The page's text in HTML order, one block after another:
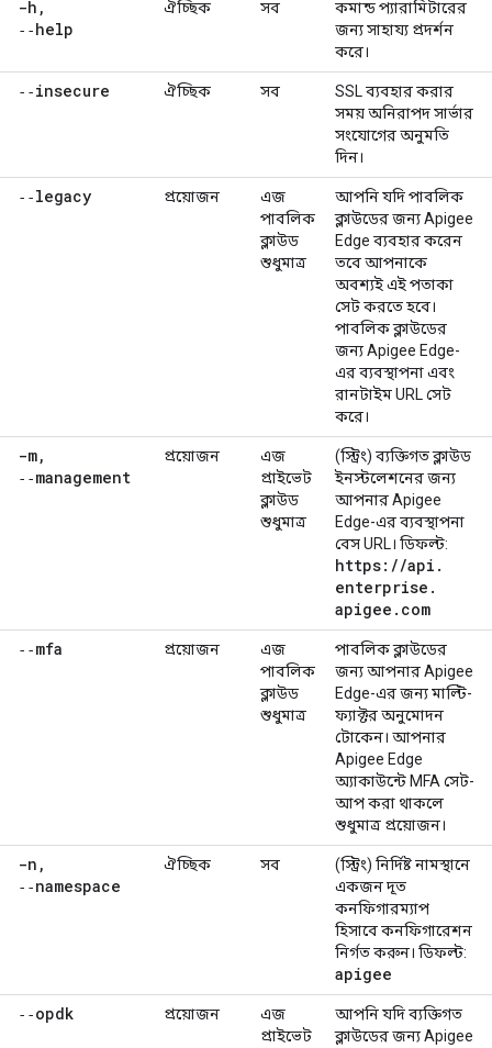
-h ,
‑‑help
ঐচ্ছিক সব
কমান্ড প্যারামিটারের
জন্য সাহায্য প্রদর্শন
করে।
‑‑insecure ঐচ্ছিক সব
SSL ব্যবহার করার
সময় অনিরাপদ সার্ভার
সংযোগের অনুমতি
দিন।
‑‑legacy প্রয়োজন
এজ
পাবলিক
ক্লাউড
শুধুমাত্র
আপনি যদি পাবলিক
ক্লাউডের জন্য Apigee
Edge ব্যবহার করেন
তবে আপনাকে
অবশ্যই এই পতাকা
সেট করতে হবে।
পাবলিক ক্লাউডের
জন্য Apigee Edge-
এর ব্যবস্থাপনা এবং
রানটাইম URL সেট
করে।
-m,
‑‑management
প্রয়োজন
এজ
প্রাইভেট
ক্লাউড
শুধুমাত্র
(স্ট্রিং) ব্যক্তিগত ক্লাউড
ইনস্টলেশনের জন্য
আপনার Apigee
Edge-এর ব্যবস্থাপনা
বেস URL। ডিফল্ট:
https: //api .
enterprise .
apigee . com
‑‑mfa
প্রয়োজন
এজ
পাবলিক
ক্লাউড
শুধুমাত্র
পাবলিক ক্লাউডের
জন্য আপনার Apigee
Edge-এর জন্য মাল্টি-
ফ্যাক্টর অনুমোদন
টোকেন। আপনার
Apigee Edge
অ্যাকাউন্টে MFA সেট-
আপ করা থাকলে
শুধুমাত্র প্রয়োজন।
-n ,
‑‑namespace
ঐচ্ছিক সব
(স্ট্রিং) নির্দিষ্ট নামস্থানে
একজন দূত
কনফিগারম্যাপ
হিসাবে কনফিগারেশন
নির্গত করুন। ডিফল্ট:
apigee
‑‑opdk
প্রয়োজন
এজ
প্রাইভেট
আপনি যদি ব্যক্তিগত
ক্লাউডের জন্য Apigee